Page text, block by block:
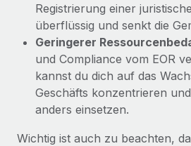
Registrierung einer
überflüssig und senkt die
Geringerer
und Compliance vom EOR
kannst du dich auf das
Geschäfts konzentrieren
anders einsetzen.
Wichtig ist auch zu beachten,